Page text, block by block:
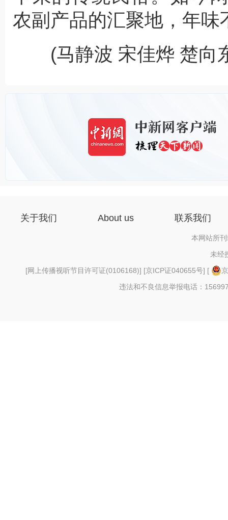
农副产品的汇聚地，年味
(马静波 宋佳烨 楚向
关于我们 About us 联系我们
本网站所
未经
[网上传播视听节目许可证(0106168)] [京ICP证040655号] [
违法和不良信息举报电话：